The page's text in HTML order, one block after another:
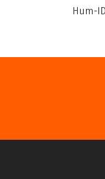
Hum-